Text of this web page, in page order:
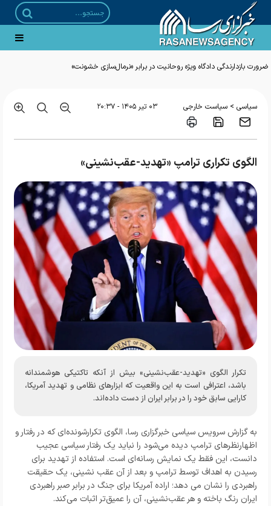
ضرورت بازدارندگی دادگاه ویژه روحانیت در برابر «نرمال‌سازی خشونت»
سیاسی > سیاست خارجی ۰۳ تير ۱۴۰۵ - ۲۰:۳۷
الگوی تکراری ترامپ «تهدید-عقب‌نشینی»
تکرار الگوی «تهدید-عقب‌نشینی» بیش از آنکه تاکتیکی هوشمندانه
باشد، اعترافی است به این واقعیت که ابزارهای نظامی و تهدید آمریکا،
کارایی سابق خود را در برابر ایران از دست داده‌اند.
به گزارش سرویس سیاسی خبرگزاری رسا، الگوی تکرارشونده‌ای که در رفتار و
اظهارنظرهای ترامپ دیده می‌شود را نباید یک رفتار سیاسی عجیب
دانست، این فقط یک نمایش رسانه‌ای است. استفاده از تهدید برای
رسیدن به اهداف توسط ترامپ و بعد از آن عقب نشینی، یک حقیقت
راهبردی را نشان می دهد؛ اراده آمریکا برای جنگ در برابر صبر راهبردی
ایران رنگ باخته و هر عقب‌نشینی، آن را عمیق‌تر اثبات می‌کند.